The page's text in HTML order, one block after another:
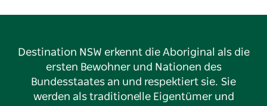
Destination NSW erkennt die Aboriginal als die
ersten Bewohner und Nationen des
Bundesstaates an und respektiert sie. Sie
werden als traditionelle Eigentümer und